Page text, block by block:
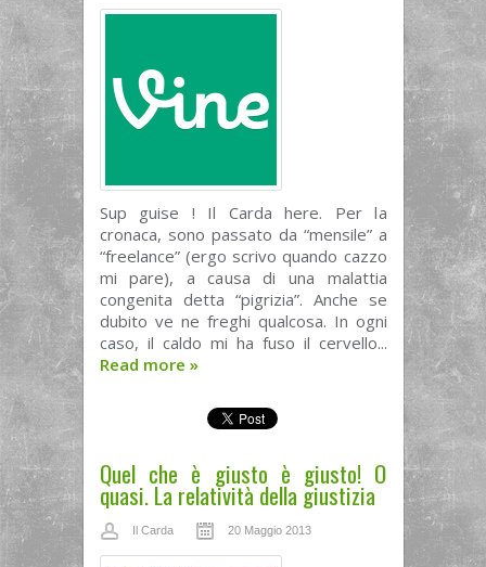
Sup guise ! Il Carda here. Per la
cronaca, sono passato da “mensile” a
“freelance” (ergo scrivo quando cazzo
mi pare), a causa di una malattia
congenita detta “pigrizia”. Anche se
dubito ve ne freghi qualcosa. In ogni
caso, il caldo mi ha fuso il cervello...
Read more »
Quel che è giusto è giusto! O
quasi. La relatività della giustizia
Il Carda 20 Maggio 2013